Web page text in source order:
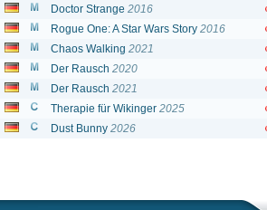
Doctor Strange 2016
Rogue One: A Star Wars Story 2016
Chaos Walking 2021
Der Rausch 2020
Der Rausch 2021
Therapie für Wikinger 2025
Dust Bunny 2026